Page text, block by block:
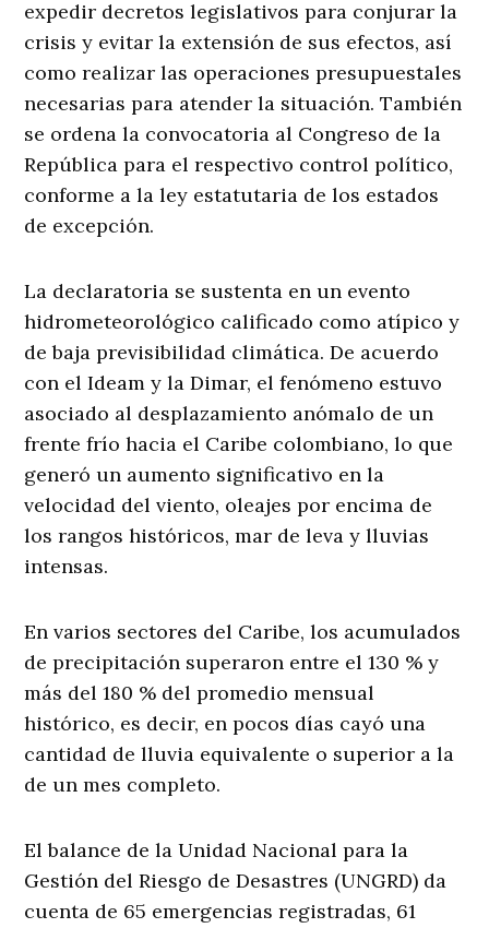
expedir decretos legislativos para conjurar la
crisis y evitar la extensión de sus efectos, así
como realizar las operaciones presupuestales
necesarias para atender la situación. También
se ordena la convocatoria al Congreso de la
República para el respectivo control político,
conforme a la ley estatutaria de los estados
de excepción.
La declaratoria se sustenta en un evento
hidrometeorológico calificado como atípico y
de baja previsibilidad climática. De acuerdo
con el Ideam y la Dimar, el fenómeno estuvo
asociado al desplazamiento anómalo de un
frente frío hacia el Caribe colombiano, lo que
generó un aumento significativo en la
velocidad del viento, oleajes por encima de
los rangos históricos, mar de leva y lluvias
intensas.
En varios sectores del Caribe, los acumulados
de precipitación superaron entre el 130 % y
más del 180 % del promedio mensual
histórico, es decir, en pocos días cayó una
cantidad de lluvia equivalente o superior a la
de un mes completo.
El balance de la Unidad Nacional para la
Gestión del Riesgo de Desastres (UNGRD) da
cuenta de 65 emergencias registradas, 61